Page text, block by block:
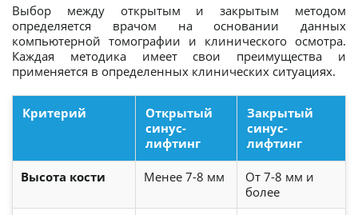
Выбор между открытым и закрытым методом
определяется врачом на основании данных
компьютерной томографии и клинического осмотра.
Каждая методика имеет свои преимущества и
применяется в определенных клинических ситуациях.
Критерий
Открытый
синус-
лифтинг
Закрытый
синус-
лифтинг
Высота кости Менее 7-8 мм
От 7-8 мм и
более